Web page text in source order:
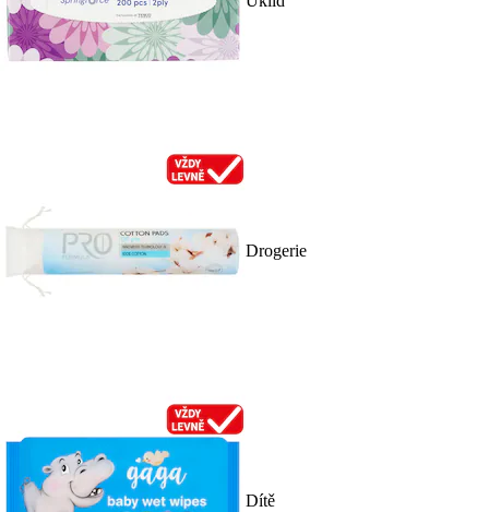
Drogerie
Dítě